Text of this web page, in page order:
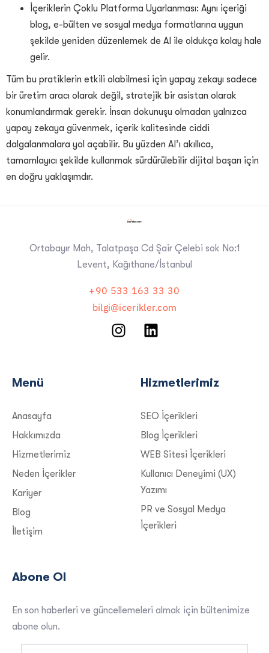
İçeriklerin Çoklu Platforma Uyarlanması: Aynı içeriği
blog, e-bülten ve sosyal medya formatlarına uygun
şekilde yeniden düzenlemek de AI ile oldukça kolay hale
gelir.
Tüm bu pratiklerin etkili olabilmesi için yapay zekayı sadece
bir üretim aracı olarak değil, stratejik bir asistan olarak
konumlandırmak gerekir. İnsan dokunuşu olmadan yalnızca
yapay zekaya güvenmek, içerik kalitesinde ciddi
dalgalanmalara yol açabilir. Bu yüzden AI’ı akıllıca,
tamamlayıcı şekilde kullanmak sürdürülebilir dijital başarı için
en doğru yaklaşımdır.
Ortabayır Mah, Talatpaşa Cd Şair Çelebi sok No:1
Levent, Kağıthane/İstanbul
+90 533 163 33 30
bilgi@icerikler.com
Menü
Anasayfa
Hakkımızda
Hizmetlerimiz
Neden İçerikler
Kariyer
Blog
İletişim
Hizmetlerimiz
SEO İçerikleri
Blog İçerikleri
WEB Sitesi İçerikleri
Kullanıcı Deneyimi (UX)
Yazımı
PR ve Sosyal Medya
İçerikleri
Abone Ol
En son haberleri ve güncellemeleri almak için bültenimize
abone olun.